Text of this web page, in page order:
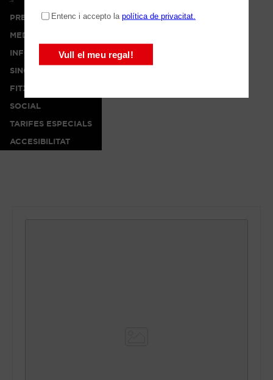
PREMSA
MEDIA
INFO
SINOPSI
FITXA ARTÍSTICA
SOCIAL
TARIFES ESPECIALS
ACCESIBILITAT